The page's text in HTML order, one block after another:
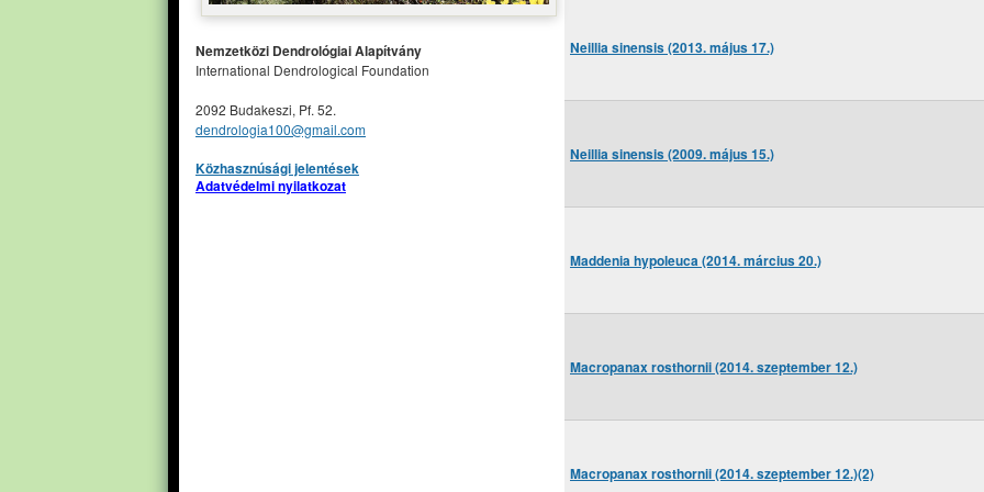
Neillia sinensis (2013. május 17.)
Neillia sinensis (2009. május 15.)
Maddenia hypoleuca (2014. március 20.)
Macropanax rosthornii (2014. szeptember 12.)
Macropanax rosthornii (2014. szeptember 12.)(2)
Nemzetközi Dendrológiai Alapítvány
International Dendrological Foundation
2092 Budakeszi, Pf. 52.
dendrologia100@gmail.com
Közhasznúsági jelentések
Adatvédelmi nyilatkozat